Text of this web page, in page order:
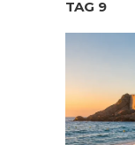
TAG 9